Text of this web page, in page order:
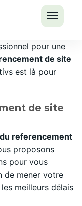
LE
MENU
pour une
de site
est là pour
de site
referencement
proposons
pour vous
de mener votre
meilleurs délais